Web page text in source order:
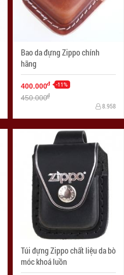
Bao da đựng Zippo chính
hãng
400.000đ -11%
450.000đ
8.958
Túi đựng Zippo chất liệu da bò
móc khoá luồn